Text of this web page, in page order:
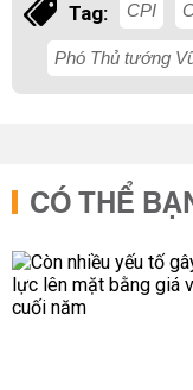
Tag: CPI
Phó Thủ tướng
CÓ THỂ